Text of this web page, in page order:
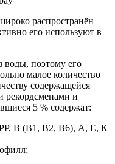
распространён
его используют в
воды, поэтому его
малое количество
содержащейся
рекордсменами и
5 % содержат:
РР, В (В1, В2, В6), А, Е, К